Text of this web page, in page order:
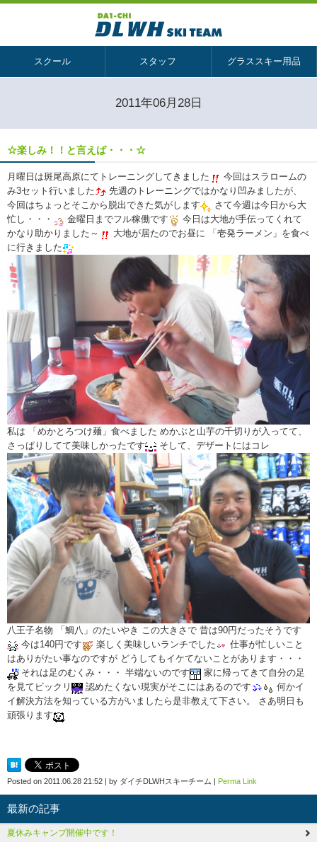
スクール スタッフ グラススキー用品
2011年06月28日
☆楽しみ！！と言えば・・・☆
月曜日は斑尾高原にてトレーニングしてきました
今回はスラロームの
み3セット行いました
先週のトレーニングではかなり凹みましたが、
今回はちょっとそこから脱出できた気がします
さて今週は今日から大
忙し・・・
金曜日までフル稼働です
今日は大地が手伝ってくれて
かなり助かりました～
大地が居たのでお昼に 「壱発ラーメン」を食べ
に行きました
私は 「めかとろつけ麺」食べました めかぶと山芋の千切りが入ってて、
さっぱりしてて美味しかったです
そして、デザートにはコレ
八王子名物 「鯛八」のたいやき この大きさで 昔は90円だったそうです
今は140円です
楽しく美味しいランチでした
仕事が忙しいこと
はありがたい事なのですが どうしてもイケてないことがあります・・・
それは足のむくみ・・・ 半端ないのです
家に帰ってきて自分の足
を見てビックリ
認めたくない現実がそこにはあるのです
何かイ
イ解決方法を知っている方がいましたら是非教えて下さい。 さあ明日も
頑張ります
Posted on 2011.06.28 21:52 | by ダイチDLWHスキーチーム | Perma Link
最新の記事
夏休みキャンプ開催中です！